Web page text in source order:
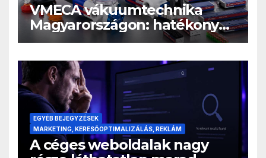
VMECA vákuumtechnika
Magyarországon: hatékony
megfogási megoldások ipari
EGYÉB BEJEGYZÉSEK
MARKETING, KERESŐOPTIMALIZÁLÁS, REKLÁM
A céges weboldalak nagy